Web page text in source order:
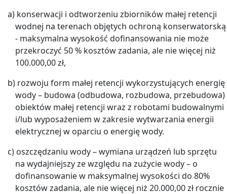
a) konserwacji i odtworzeniu zbiorników małej retencji
wodnej na terenach objętych ochroną konserwatorską
- maksymalna wysokość dofinansowania nie może
przekroczyć 50 % kosztów zadania, ale nie więcej niż
100.000,00 zł,
b) rozwoju form małej retencji wykorzystujących energię
wody – budowa (odbudowa, rozbudowa, przebudowa)
obiektów małej retencji wraz z robotami budowalnymi
i/lub wyposażeniem w zakresie wytwarzania energii
elektrycznej w oparciu o energię wody.
c) oszczędzaniu wody – wymiana urządzeń lub sprzętu
na wydajniejszy ze względu na zużycie wody – o
dofinansowanie w maksymalnej wysokości do 80%
kosztów zadania, ale nie więcej niż 20.000,00 zł rocznie